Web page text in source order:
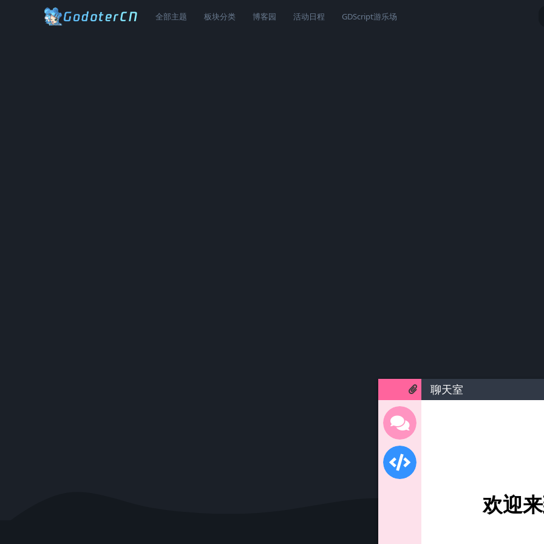
全部主题 板块分类 博客园 活动日程 GDScript游乐场
聊天室
欢迎